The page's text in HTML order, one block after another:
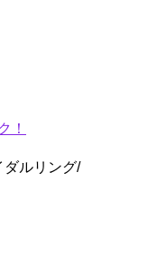
！
ダルリング/